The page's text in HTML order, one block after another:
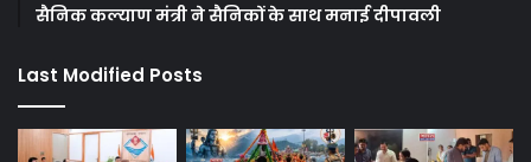
सैनिक कल्याण मंत्री ने सैनिकों के साथ मनाई दीपावली
Last Modified Posts